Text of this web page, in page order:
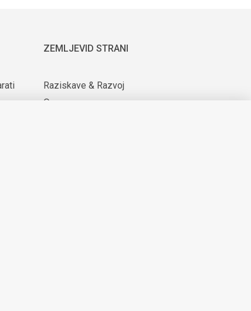
ZEMLJEVID STRANI
Raziskave & Razvoj
O nas